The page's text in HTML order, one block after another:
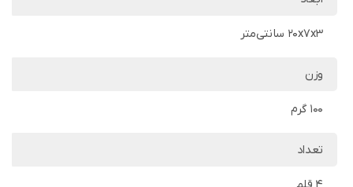
20x7x3 سانتی‌متر
وزن
100 گرم
تعداد